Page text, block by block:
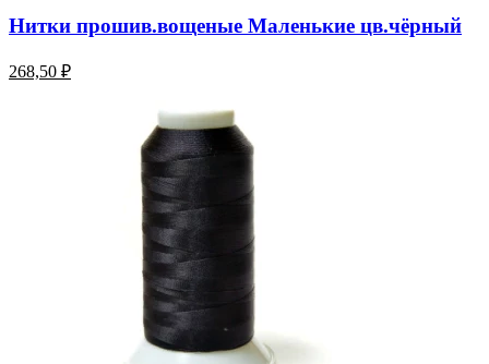
Нитки прошив.вощеные Маленькие цв.чёрный
268,50 ₽